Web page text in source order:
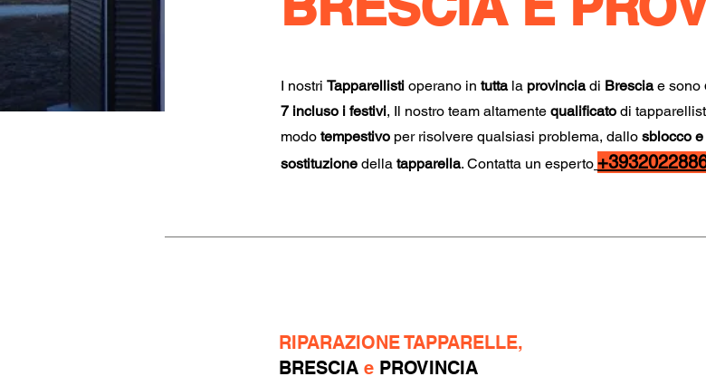
I nostri Tapparellisti operano in tutta la provinciadi Bresciae sono
7 incluso i festivi, Il nostro team altamente qualificato di
modo tempestivo per risolvere qualsiasi problema, dallo sblocco
sostituzione della tapparella. Contatta un esperto
RIPARAZIONE TAPPARELLE,
BRESCIA e PROVINCIA